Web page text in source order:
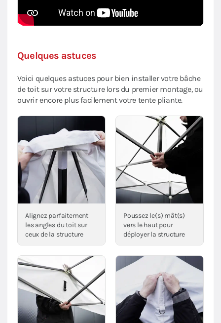
Quelques astuces
Voici quelques astuces pour bien installer votre bâche
de toit sur votre structure lors du premier montage, ou
ouvrir encore plus facilement votre tente pliante.
Alignez parfaitement
les angles du toit sur
ceux de la structure
Poussez le(s) mât(s)
vers le haut pour
déployer la structure